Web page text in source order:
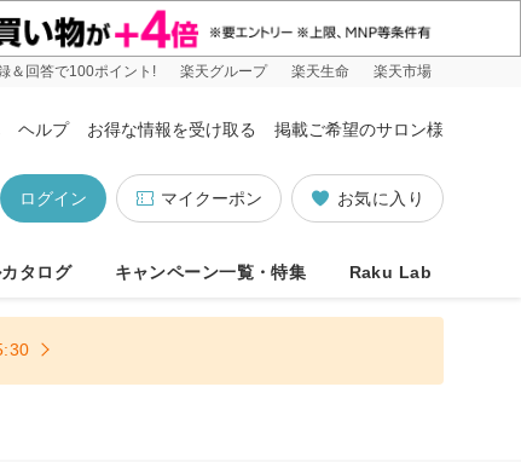
＆回答で100ポイント! 楽天グループ 楽天生命 楽天市場
ヘルプ お得な情報を受け取る 掲載ご希望のサロン様
お気に入り
マイクーポン
ログイン
タログ キャンペーン一覧・特集 Raku Lab